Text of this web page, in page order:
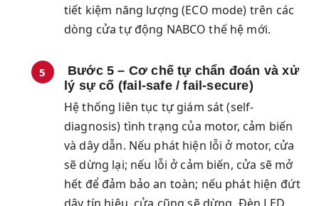
tiết kiệm năng lượng (ECO mode) trên các
dòng cửa tự động NABCO thế hệ mới.
Bước 5 – Cơ chế tự chẩn đoán và xử
lý sự cố (fail-safe / fail-secure)
Hệ thống liên tục tự giám sát (self-
diagnosis) tình trạng của motor, cảm biến
và dây dẫn. Nếu phát hiện lỗi ở motor, cửa
sẽ dừng lại; nếu lỗi ở cảm biến, cửa sẽ mở
hết để đảm bảo an toàn; nếu phát hiện đứt